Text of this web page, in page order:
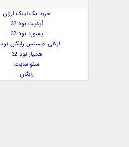
بهنام صفوی
پارسا چیلیک
خرید بک لینک ارزان
آپدیت نود 32
پسورد نود 32
اوکلی لایسنس رایگان نود 32
همیار نود 32
سئو سایت
رایگان